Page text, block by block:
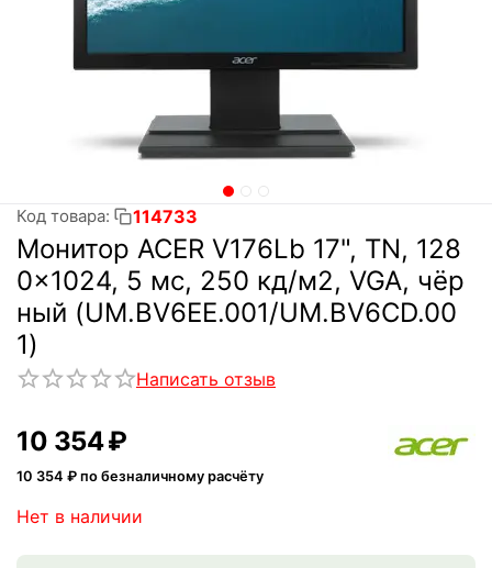
Код товара: 114733
Монитор ACER V176Lb 17", TN, 128
0x1024, 5 мс, 250 кд/м2, VGA, чёр
ный (UM.BV6EE.001/UM.BV6CD.00
1)
Написать отзыв
10 354₽
10 354 ₽ по безналичному расчёту
Нет в наличии